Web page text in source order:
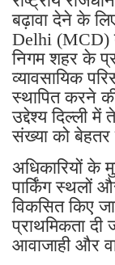
बढ़ावा देने के
Delhi (MCD)
निगम शहर के
व्यावसायिक
स्थापित करने
उद्देश्य दिल्ली
संख्या को बेहतर
अधिकारियों के
पार्किंग स्थलों
विकसित किए
प्राथमिकता दी
आवाजाही और